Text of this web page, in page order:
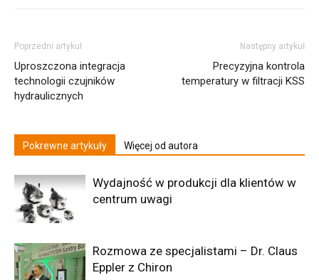
Poprzedni artykuł
Uproszczona integracja
technologii czujników
hydraulicznych
Następny artykuł
Precyzyjna kontrola
temperatury w filtracji KSS
Pokrewne artykuły Więcej od autora
Wydajność w produkcji dla klientów w
centrum uwagi
Rozmowa ze specjalistami – Dr. Claus
Eppler z Chiron